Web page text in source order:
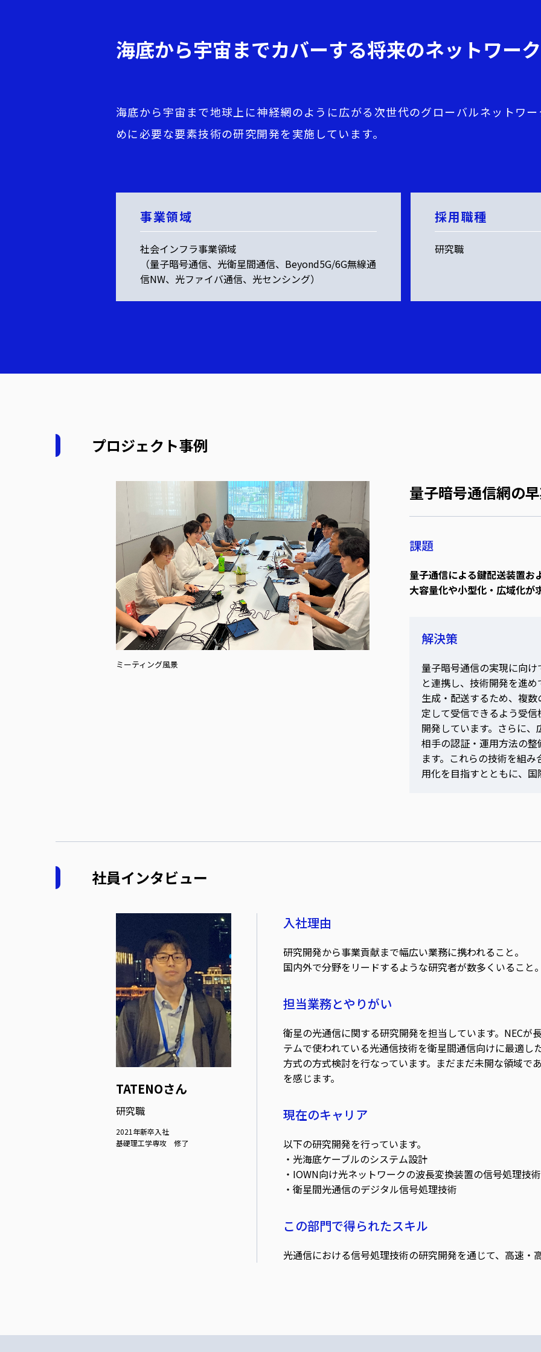
海底から宇宙までカバーする将来のネットワー
海底から宇宙まで地球上に神経網のように広がる次世代のグローバルネットワ
めに必要な要素技術の研究開発を実施しています。
事業領域
社会インフラ事業領域
（量子暗号通信、光衛星間通信、Beyond5G/6G無線通
信NW、光ファイバ通信、光センシング）
採用職種
研究職
プロジェクト事例
ミーティング風景
量子暗号通信網の
課題
量子通信による鍵配送装置お
大容量化や小型化・広域化が
解決策
量子暗号通信の実現に向
と連携し、技術開発を進
生成・配送するため、複
定して受信できるよう受
開発しています。さらに
相手の認証・運用方法の
ます。これらの技術を組
用化を目指すとともに、国
社員インタビュー
TATENOさん
研究職
2021年新卒入社
基礎理工学専攻 修了
入社理由
研究開発から事業貢献まで幅広い業務に携われること。
国内外で分野をリードするような研究者が数多くいること。
担当業務とやりがい
衛星の光通信に関する研究開発を担当しています。NEC
テムで使われている光通信技術を衛星間通信向けに最適
方式の方式検討を行なっています。まだまだ未開な領域で
を感じます。
現在のキャリア
以下の研究開発を行っています。
・光海底ケーブルのシステム設計
・IOWN向け光ネットワークの波長変換装置の信号処理技術
・衛星間光通信のデジタル信号処理技術
この部門で得られたスキル
光通信における信号処理技術の研究開発を通じて、高速・